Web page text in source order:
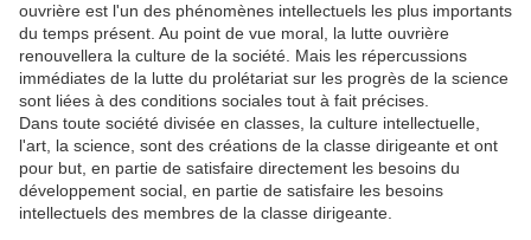
ouvrière est l'un des phénomènes intellectuels les plus importants
du temps présent. Au point de vue moral, la lutte ouvrière
renouvellera la culture de la société. Mais les répercussions
immédiates de la lutte du prolétariat sur les progrès de la science
sont liées à des conditions sociales tout à fait précises.
Dans toute société divisée en classes, la culture intellectuelle,
l'art, la science, sont des créations de la classe dirigeante et ont
pour but, en partie de satisfaire directement les besoins du
développement social, en partie de satisfaire les besoins
intellectuels des membres de la classe dirigeante.